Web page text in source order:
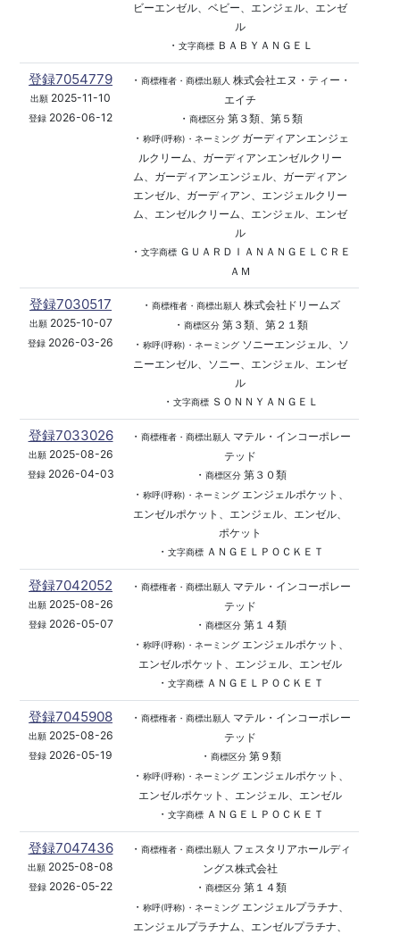
ビーエンゼル、ベビー、エンジェル、エンゼ
ル
・ 文字商標ＢＡＢＹＡＮＧＥＬ
登録7054779
出願 2025-11-10
登録 2026-06-12
・ 商標権者・商標出願人 株式会社エヌ・ティー・
エイチ
・ 商標区分第３類、第５類
・ 称呼(呼称)・ネーミングガーディアンエンジェ
ルクリーム、ガーディアンエンゼルクリー
ム、ガーディアンエンジェル、ガーディアン
エンゼル、ガーディアン、エンジェルクリー
ム、エンゼルクリーム、エンジェル、エンゼ
ル
・ 文字商標ＧＵＡＲＤＩＡＮＡＮＧＥＬＣＲＥ
ＡＭ
登録7030517
出願2025-10-07
登録 2026-03-26
・ 商標権者・商標出願人 株式会社ドリームズ
・ 商標区分第３類、第２１類
・ 称呼(呼称)・ネーミングソニーエンジェル、ソ
ニーエンゼル、ソニー、エンジェル、エンゼ
ル
・ 文字商標ＳＯＮＮＹＡＮＧＥＬ
登録7033026
出願2025-08-26
登録2026-04-03
・ 商標権者・商標出願人
マテル・インコーポレー
テッド
・ 商標区分第３０類
・ 称呼(呼称)・ネーミングエンジェルポケット、
エンゼルポケット、エンジェル、エンゼル、
ポケット
・ 文字商標ＡＮＧＥＬＰＯＣＫＥＴ
登録7042052
出願2025-08-26
登録2026-05-07
・ 商標権者・商標出願人
マテル・インコーポレー
テッド
・ 商標区分第１４類
・ 称呼(呼称)・ネーミングエンジェルポケット、
エンゼルポケット、エンジェル、エンゼル
・ 文字商標ＡＮＧＥＬＰＯＣＫＥＴ
登録7045908
出願2025-08-26
登録 2026-05-19
・ 商標権者・商標出願人
マテル・インコーポレー
テッド
・ 商標区分第９類
・ 称呼(呼称)・ネーミングエンジェルポケット、
エンゼルポケット、エンジェル、エンゼル
・ 文字商標ＡＮＧＥＬＰＯＣＫＥＴ
登録7047436
出願 2025-08-08
登録 2026-05-22
・ 商標権者・商標出願人
フェスタリアホールディ
ングス株式会社
・ 商標区分第１４類
・ 称呼(呼称)・ネーミングエンジェルプラチナ、
エンジェルプラチナム、エンゼルプラチナ、